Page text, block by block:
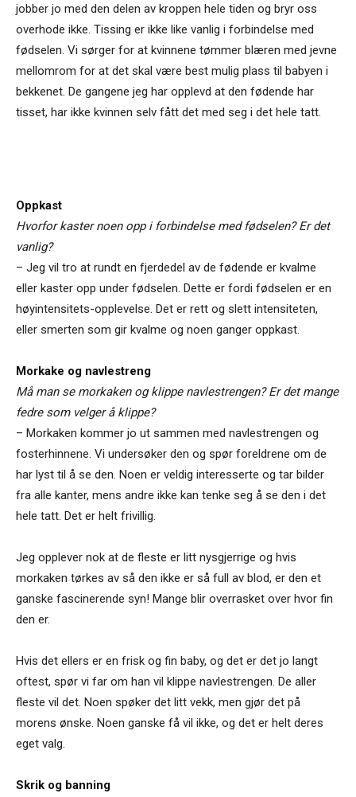
jobber jo med den delen av kroppen hele tiden og bryr oss
overhode ikke. Tissing er ikke like vanlig i forbindelse med
fødselen. Vi sørger for at kvinnene tømmer blæren med jevne
mellomrom for at det skal være best mulig plass til babyen i
bekkenet. De gangene jeg har opplevd at den fødende har
tisset, har ikke kvinnen selv fått det med seg i det hele tatt.
Oppkast
Hvorfor kaster noen opp i forbindelse med fødselen? Er det
vanlig?
– Jeg vil tro at rundt en fjerdedel av de fødende er kvalme
eller kaster opp under fødselen. Dette er fordi fødselen er en
høyintensitets-opplevelse. Det er rett og slett intensiteten,
eller smerten som gir kvalme og noen ganger oppkast.
Morkake og navlestreng
Må man se morkaken og klippe navlestrengen? Er det mange
fedre som velger å klippe?
– Morkaken kommer jo ut sammen med navlestrengen og
fosterhinnene. Vi undersøker den og spør foreldrene om de
har lyst til å se den. Noen er veldig interesserte og tar bilder
fra alle kanter, mens andre ikke kan tenke seg å se den i det
hele tatt. Det er helt frivillig.
Jeg opplever nok at de fleste er litt nysgjerrige og hvis
morkaken tørkes av så den ikke er så full av blod, er den et
ganske fascinerende syn! Mange blir overrasket over hvor fin
den er.
Hvis det ellers er en frisk og fin baby, og det er det jo langt
oftest, spør vi far om han vil klippe navlestrengen. De aller
fleste vil det. Noen spøker det litt vekk, men gjør det på
morens ønske. Noen ganske få vil ikke, og det er helt deres
eget valg.
Skrik og banning